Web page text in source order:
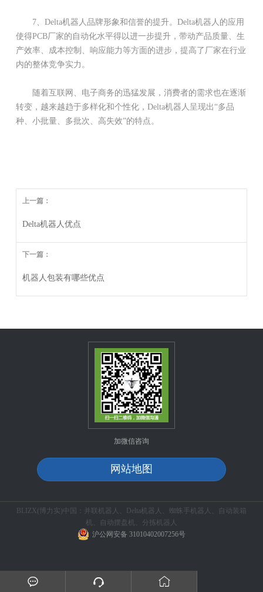
7、Delta机器人品牌形象和信誉的提升。Delta机器人的应用
使得PCB厂家的自动化水平得以进一步提升，带动产品质量、生
产效率、成本控制、响应能力等方面的进步，提高了厂家在行业
内的整体竞争实力。
随着互联网、电子商务的迅猛发展，消费者的需求也在逐渐
转变，越来越趋于多样化和个性化，Delta机器人呈现出“多品
种、小批量、多批次、高失效”的特点。
上一篇：
Delta机器人优点
下一篇：
机器人包装有哪些优点
加微信咨询
网站地图
BLIZX(博力实)中国：并联机器人、Delta机器人、蜘蛛手机器人、自动装箱
机、自动摆盘机、分拣机器人
沪公网安备 31010402007256号
  